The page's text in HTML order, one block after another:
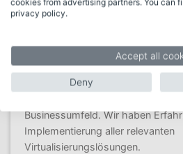
Die Hellmer & Triantafyllou
ein professionelles
Erfahrung, das sich auf
und Konzepte für das Plattform-
spezialisiert hat. Unsere
Businessumfeld. Wir haben
Implementierung aller relevanten
Virtualisierungslösungen.
cookies from advertising partners. You can
privacy policy.
Accept all
Deny